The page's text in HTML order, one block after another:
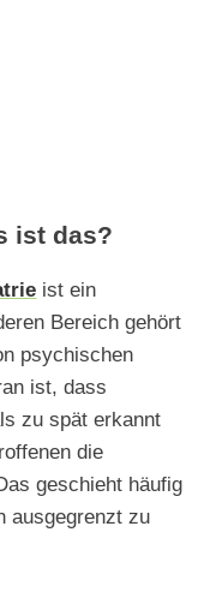
ist das?
ist ein
Bereich gehört
psychischen
ist, dass
zu spät erkannt
die
geschieht häufig
ausgegrenzt zu